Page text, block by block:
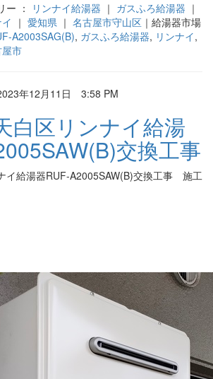
ー ：
リンナイ給湯器 ｜ ガスふろ給湯器 ｜
｜ 愛知県 ｜ 名古屋市守山区 ｜給湯器市場
A2003SAG(B), ガスふろ給湯器, リンナイ,
市
年12月11日 3:58 PM
白区リンナイ給湯
交換工事
イ給湯器RUF-A2005SAW(B)交換工事 施工